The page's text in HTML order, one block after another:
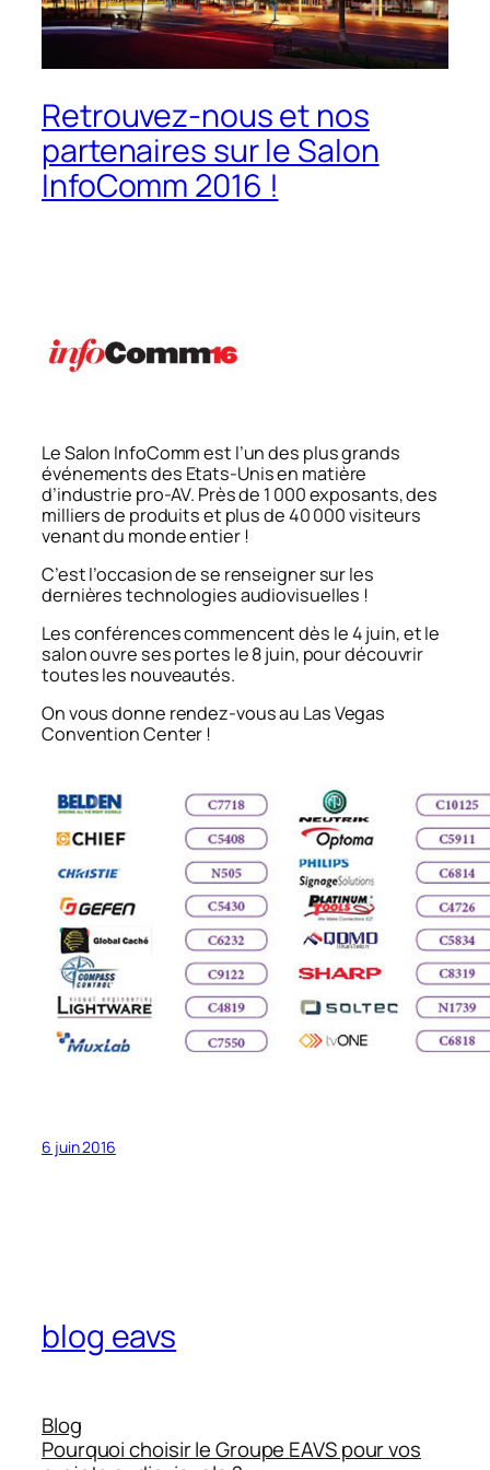
Retrouvez-nous et nos
partenaires sur le Salon
InfoComm 2016 !
Le Salon InfoComm est l’un des plus grands
événements des Etats-Unis en matière
d’industrie pro-AV. Près de 1 000 exposants, des
milliers de produits et plus de 40 000 visiteurs
venant du monde entier !
C’est l’occasion de se renseigner sur les
dernières technologies audiovisuelles !
Les conférences commencent dès le 4 juin, et le
salon ouvre ses portes le 8 juin, pour découvrir
toutes les nouveautés.
On vous donne rendez-vous au Las Vegas
Convention Center !
6 juin 2016
blog eavs
Blog
Pourquoi choisir le Groupe EAVS pour vos